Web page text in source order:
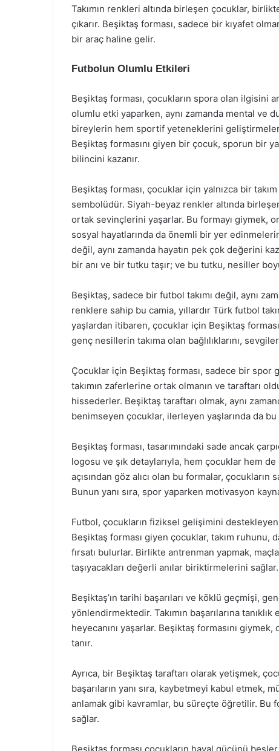
Takımın renkleri altında birleşen çocuklar,
çıkarır. Beşiktaş forması, sadece bir kıyafet
bir araç haline gelir.
Futbolun Olumlu Etkileri
Beşiktaş forması, çocukların spora olan ilgisini
olumlu etki yaparken, aynı zamanda mental ve
bireylerin hem sportif yeteneklerini
Beşiktaş formasını giyen bir çocuk, sporun bir
bilincini kazanır.
Beşiktaş forması, çocuklar için yalnızca bir
sembolüdür. Siyah-beyaz renkler altında
ortak sevinçlerini yaşarlar. Bu formayı giymek,
sosyal hayatlarında da önemli bir yer
değil, aynı zamanda hayatın pek çok değerini
bir anı ve bir tutku taşır; ve bu tutku, nesiller
Beşiktaş, sadece bir futbol takımı değil, aynı
renklere sahip bu camia, yıllardır Türk futbol
yaşlardan itibaren, çocuklar için Beşiktaş
genç nesillerin takıma olan bağlılıklarını,
Çocuklar için Beşiktaş forması, sadece bir spor
takımın zaferlerine ortak olmanın ve taraftarı
hissederler. Beşiktaş taraftarı olmak, aynı
benimseyen çocuklar, ilerleyen yaşlarında da
Beşiktaş forması, tasarımındaki sade ancak
logosu ve şık detaylarıyla, hem çocuklar hem
açısından göz alıcı olan bu formalar, çocukların
Bunun yanı sıra, spor yaparken motivasyon
Futbol, çocukların fiziksel gelişimini
Beşiktaş forması giyen çocuklar, takım ruhunu,
fırsatı bulurlar. Birlikte antrenman yapmak,
taşıyacakları değerli anılar biriktirmelerini sağlar.
Beşiktaş’ın tarihi başarıları ve köklü geçmişi,
yönlendirmektedir. Takımın başarılarına
heyecanını yaşarlar. Beşiktaş formasını
tanır.
Ayrıca, bir Beşiktaş taraftarı olarak yetişmek,
başarıların yanı sıra, kaybetmeyi kabul
anlamak gibi kavramlar, bu süreçte öğretilir. Bu
sağlar.